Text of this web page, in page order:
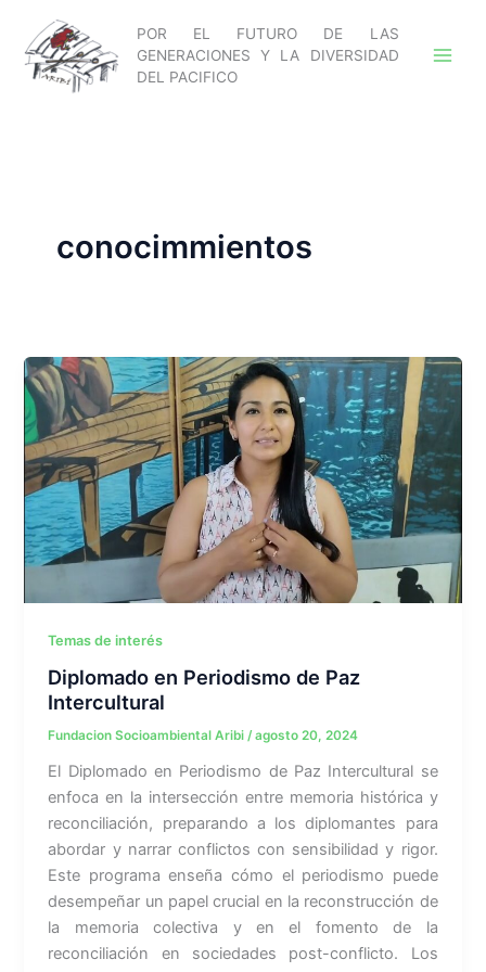
contenido
POR EL FUTURO DE LAS
GENERACIONES Y LA DIVERSIDAD
DEL PACIFICO
conocimmientos
Temas de interés
Diplomado en Periodismo de Paz
Intercultural
Fundacion Socioambiental Aribi/agosto 20, 2024
El Diplomado en Periodismo de Paz Intercultural se
enfoca en la intersección entre memoria histórica y
reconciliación, preparando a los diplomantes para
abordar y narrar conflictos con sensibilidad y rigor.
Este programa enseña cómo el periodismo puede
desempeñar un papel crucial en la reconstrucción de
la memoria colectiva y en el fomento de la
reconciliación en sociedades post-conflicto. Los